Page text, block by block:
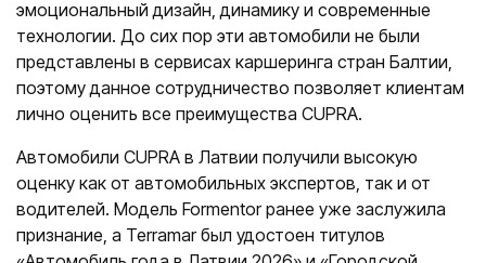
эмоциональный дизайн, динамику и современные
технологии. До сих пор эти автомобили не были
представлены в сервисах каршеринга стран Балтии,
поэтому данное сотрудничество позволяет клиентам
лично оценить все преимущества CUPRA.
Автомобили CUPRA в Латвии получили высокую
оценку как от автомобильных экспертов, так и от
водителей. Модель Formentor ранее уже заслужила
признание, а Terramar был удостоен титулов